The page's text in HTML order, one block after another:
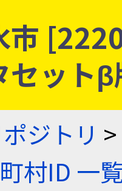
市
セット
ジトリ >
村ID 一